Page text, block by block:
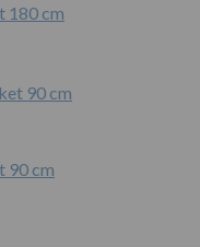
180 cm
90 cm